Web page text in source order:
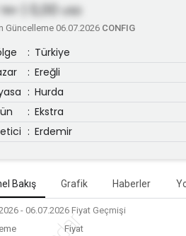
TRY | 0,00 USD
Güncelleme 06.07.2026 CONFIG
: Türkiye
: Ereğli
: Hurda
: Ekstra
: Erdemir
Bakış Grafik Haberler
- 06.07.2026 Fiyat Geçmişi
Fiyat